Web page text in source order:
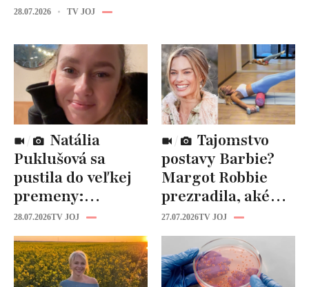
28.07.2026 TV JOJ
Puklušová sa
pustila do veľkej
premeny:
Odborníci však
varujú, pozor na
prísne diéty!
28.07.2026TV JOJ
postavy Barbie?
Margot Robbie
prezradila, aké
cviky jej pomohli
spevniť celé telo
27.07.2026TV JOJ